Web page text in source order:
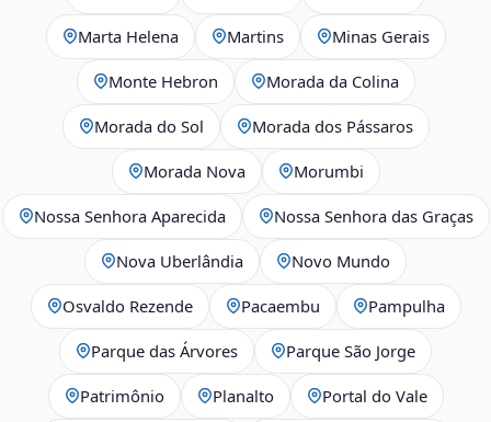
Marta Helena Martins Minas Gerais
Monte Hebron Morada da Colina
Morada do Sol Morada dos Pássaros
Morada Nova Morumbi
Nossa Senhora Aparecida Nossa Senhora das Graças
Nova Uberlândia Novo Mundo
Osvaldo Rezende Pacaembu Pampulha
Parque das Árvores Parque São Jorge
Patrimônio Planalto Portal do Vale